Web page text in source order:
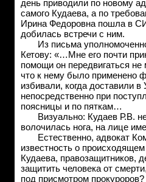
день приводили по новому
самого Кудаева, а по
Ирина Федоровна пошла в
добилась встречи с ним.
Из письма
Кетову: «…Мне его почти
помощи он передвигаться
что к нему было применено
избивали, когда доставили
непосредственно при
поясницы и по пяткам…
Визуально: Кудаев Р.В. не
волочилась нога, на лице
Естественно, адвокат
известность о
Кудаева, правозащитников,
защитить человека от
под присмотром прокуроров?